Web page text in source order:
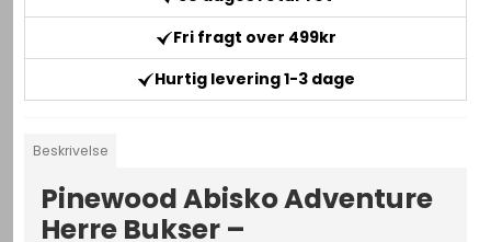
Fri fragt over 499kr
Hurtig levering 1-3 dage
Beskrivelse
Pinewood Abisko Adventure
Herre Bukser –